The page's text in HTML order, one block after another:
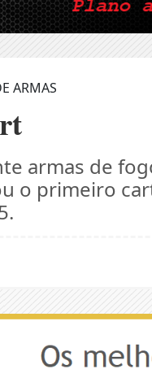
ARMAS
armas de
o primeiro